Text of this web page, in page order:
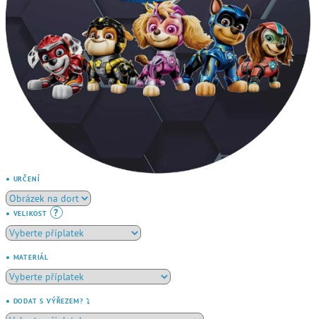
● URČENÍ
● VELIKOST ?
● MATERIÁL
● DODAT S VÝŘEZEM? ⤵️